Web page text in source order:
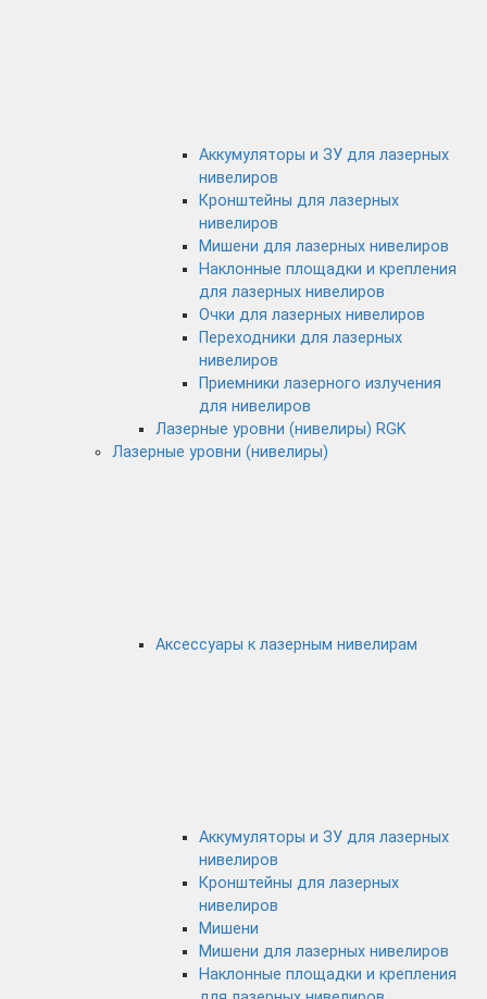
Аккумуляторы и ЗУ для лазерных
нивелиров
Кронштейны для лазерных
нивелиров
Мишени для лазерных нивелиров
Наклонные площадки и крепления
для лазерных нивелиров
Очки для лазерных нивелиров
Переходники для лазерных
нивелиров
Приемники лазерного излучения
для нивелиров
Лазерные уровни (нивелиры) RGK
Лазерные уровни (нивелиры)
Аксессуары к лазерным нивелирам
Аккумуляторы и ЗУ для лазерных
нивелиров
Кронштейны для лазерных
нивелиров
Мишени
Мишени для лазерных нивелиров
Наклонные площадки и крепления